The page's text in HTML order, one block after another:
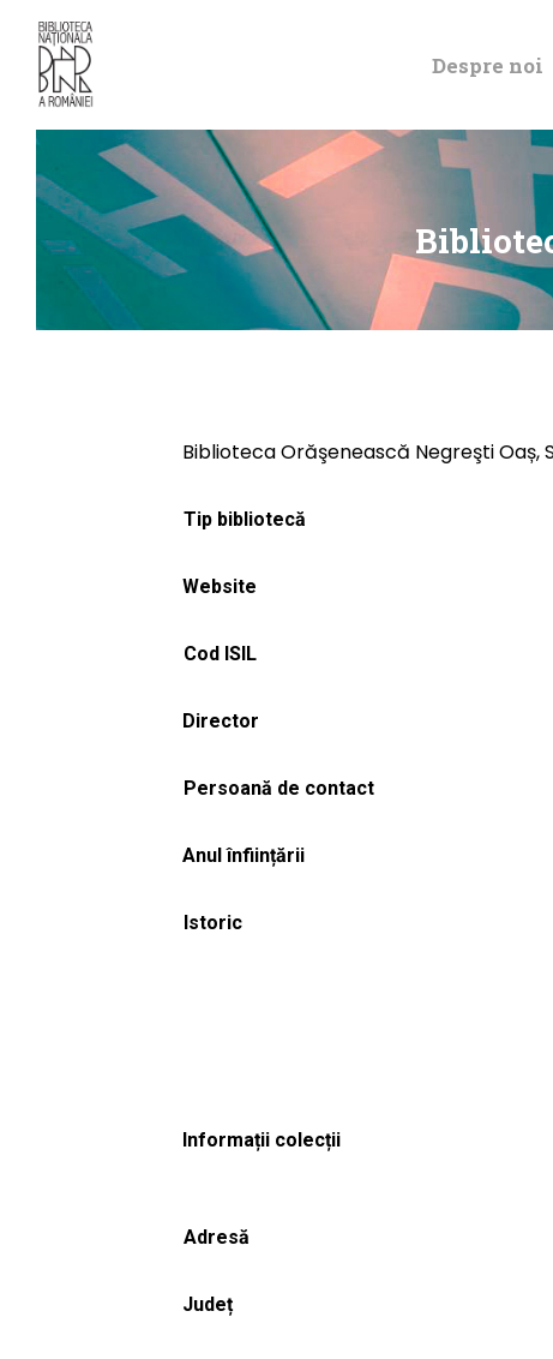
Despre noi
Biblioteca Orăşenească Negreşti Oaș,
Tip bibliotecă
Website
Cod ISIL
Director
Persoană de contact
Anul înființării
Istoric
Informații colecții
Adresă
Județ